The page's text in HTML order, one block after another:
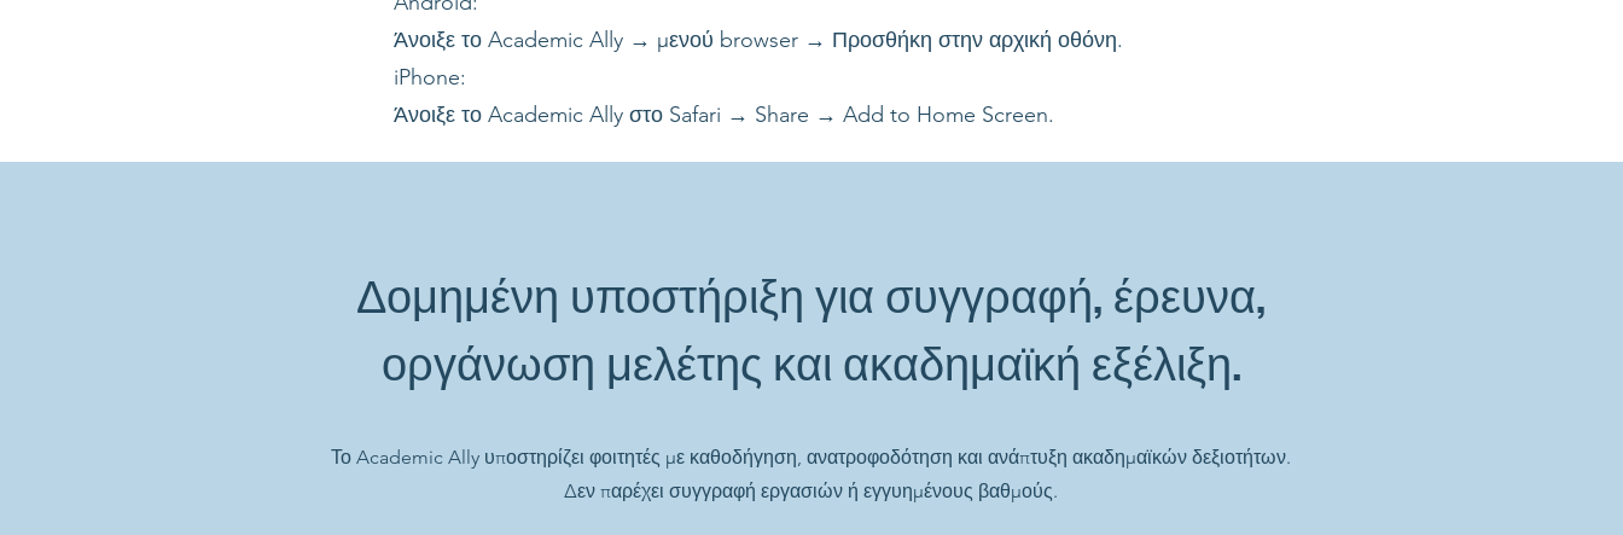
Άνοιξε το Academic Ally → μενού browser → Προσθήκη στην αρχική οθόνη.
iPhone:
Άνοιξε το Academic Ally στο Safari → Share → Add to Home Screen.
Δομημένη υποστήριξη για συγγραφή, έρευνα,
οργάνωση μελέτης και ακαδημαϊκή εξέλιξη.
Το Academic Ally υποστηρίζει φοιτητές με καθοδήγηση, ανατροφοδότηση και ανάπτυξη ακαδημαϊκών δεξιοτήτων.
Δεν παρέχει συγγραφή εργασιών ή εγγυημένους βαθμούς.